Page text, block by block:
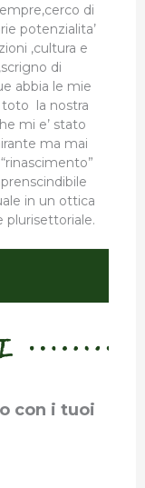
di
potenzialita’
,cultura e
di
abbia le mie
toto la nostra
mi e’ stato
ma mai
in un ottica
plurisettoriale.
con i tuoi